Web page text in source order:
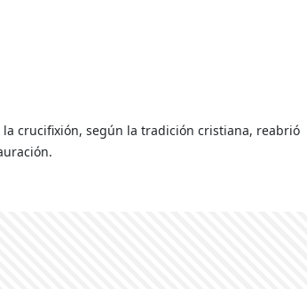
crucifixión, según la tradición cristiana, reabrió